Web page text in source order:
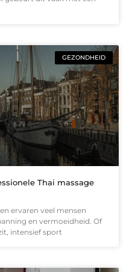
GEZONDHEID
Thai massage
ervaren veel mensen
en vermoeidheid. Of
intensief sport